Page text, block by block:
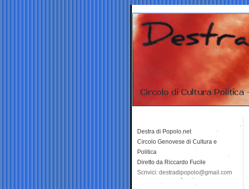
Destra di Popolo.net
Circolo Genovese di Cultura e
Politica
Diretto da Riccardo Fucile
Scrivici: destradipopolo@gmail.com